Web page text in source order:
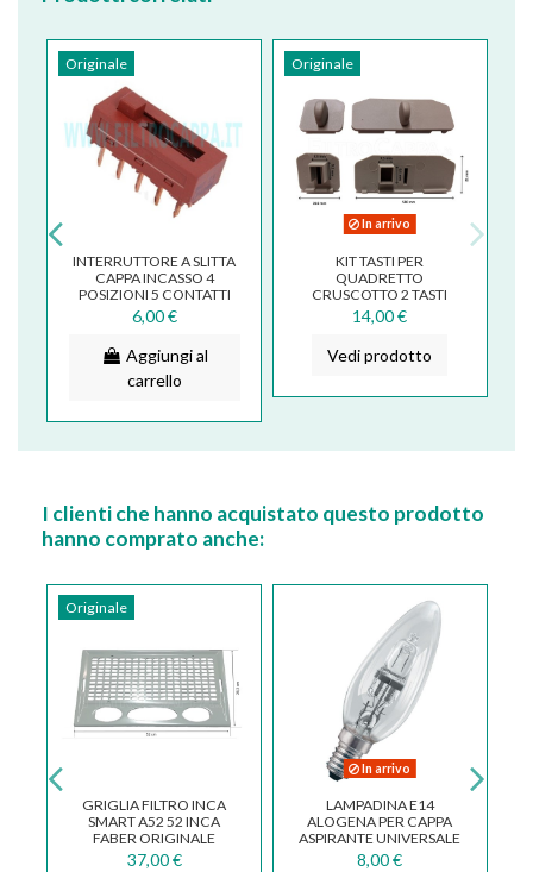
Originale
INTERRUTTORE A SLITTA
CAPPA INCASSO 4
POSIZIONI 5 CONTATTI
PER DUE FILE
6,00 €
Aggiungi al
carrello
Originale
In arrivo
KIT TASTI PER
QUADRETTO
CRUSCOTTO 2 TASTI
CAPPA FABER INCA
133.0065.600
14,00 €
Vedi prodotto
I clienti che hanno acquistato questo prodotto
hanno comprato anche:
Originale
GRIGLIA FILTRO INCA
SMART A52 52 INCA
FABER ORIGINALE
133.0065.599
37,00 €
In arrivo
LAMPADINA E14
ALOGENA PER CAPPA
ASPIRANTE UNIVERSALE
8,00 €